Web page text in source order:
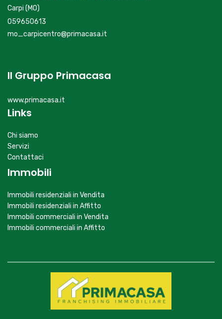
Carpi (MO)
059650613
mo_carpicentro@primacasa.it
Il Gruppo Primacasa
www.primacasa.it
Links
Chi siamo
Servizi
Contattaci
Immobili
Immobili residenziali in Vendita
Immobili residenziali in Affitto
Immobili commerciali in Vendita
Immobili commerciali in Affitto